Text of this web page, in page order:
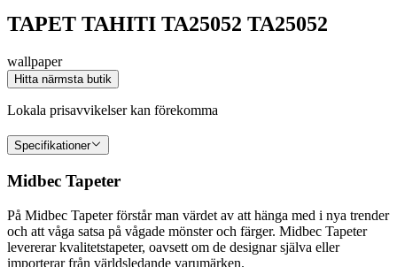
TAPET TAHITI TA25052 TA25052
wallpaper
Hitta närmsta butik
Lokala prisavvikelser kan förekomma
Specifikationer
Midbec Tapeter
På Midbec Tapeter förstår man värdet av att hänga med i nya trender
och att våga satsa på vågade mönster och färger. Midbec Tapeter
levererar kvalitetstapeter, oavsett om de designar själva eller
importerar från världsledande varumärken.